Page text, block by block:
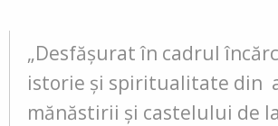
„Desfășurat în cadrul
istorie și spiritualitate din
mănăstirii și castelului de la